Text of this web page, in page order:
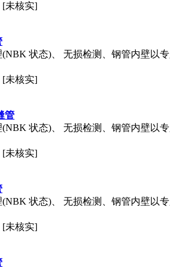
[未核实]
状态)、 无损检测、钢管内壁以
[未核实]
管
状态)、 无损检测、钢管内壁以
[未核实]
状态)、 无损检测、钢管内壁以
[未核实]